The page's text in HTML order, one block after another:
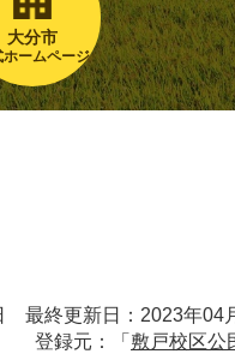
大分市
ホームページ
最終更新日：2023年04
登録元：「 敷戸校区公